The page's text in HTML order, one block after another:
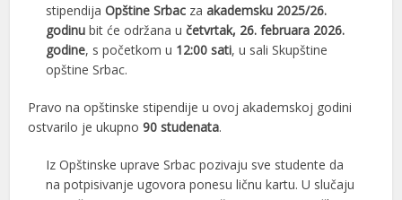
stipendijaOpštine Srbac zaakademsku 2025/26.
godinu bit će održana učetvrtak, 26. februara 2026.
godine, s početkom u 12:00 sati, u sali Skupštine
opštine Srbac.
Pravo na opštinske stipendije u ovoj akademskoj godini
ostvarilo je ukupno90 studenata.
Iz Opštinske uprave Srbac pozivaju sve studente da
na potpisivanje ugovora ponesu ličnu kartu. U slučaju